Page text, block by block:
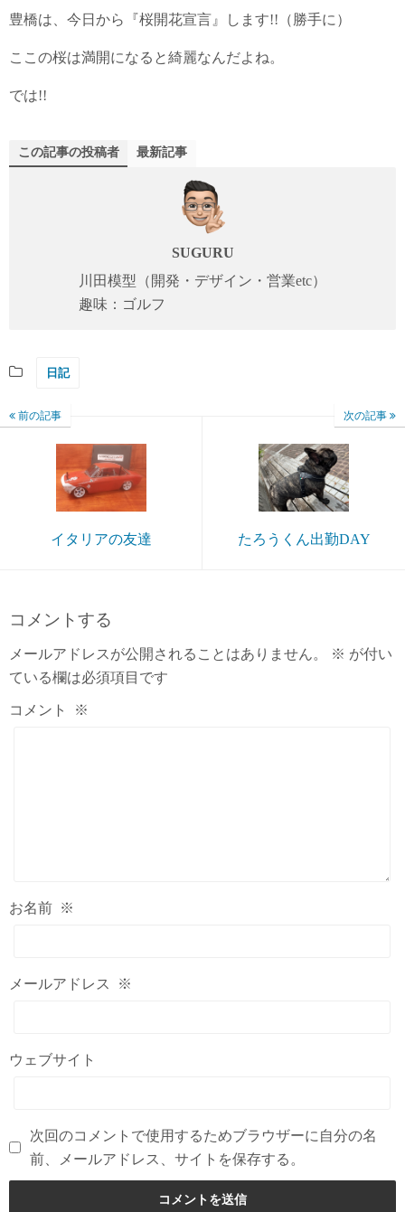
豊橋は、今日から『桜開花宣言』します!!（勝手に）
ここの桜は満開になると綺麗なんだよね。
では!!
この記事の投稿者 最新記事
SUGURU
川田模型（開発・デザイン・営業etc）
趣味：ゴルフ
日記
前の記事
イタリアの友達
次の記事
たろうくん出勤DAY
コメントする
メールアドレスが公開されることはありません。 ※ が付い
ている欄は必須項目です
コメント ※
お名前 ※
メールアドレス ※
ウェブサイト
次回のコメントで使用するためブラウザーに自分の名
前、メールアドレス、サイトを保存する。